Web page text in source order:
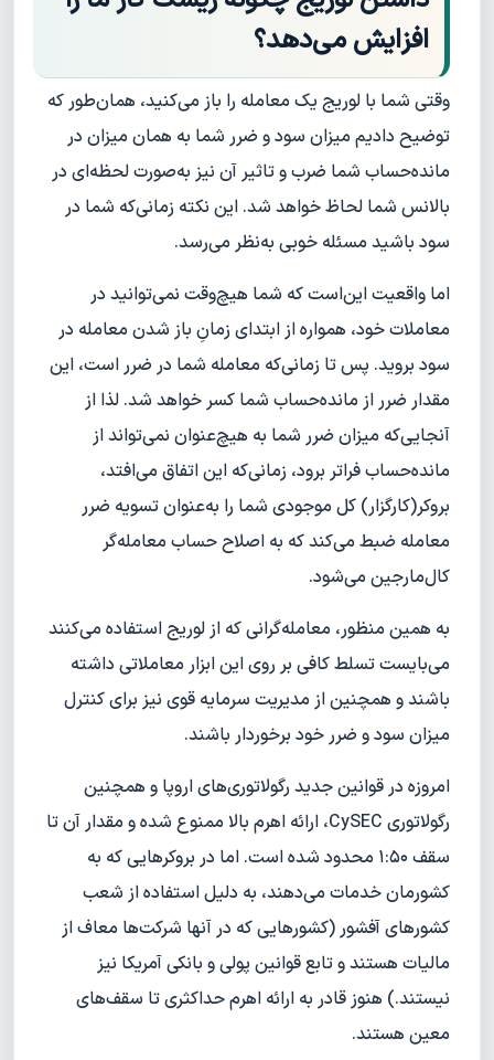
افزایش می‌دهد؟
وقتی شما با لوریج یک معامله را باز می‌کنید، همان‌طور که
توضیح دادیم میزان سود و ضرر شما به همان میزان در
مانده‌حساب شما ضرب و تاثیر آن نیز به‌صورت لحظه‌ای در
بالانس شما لحاظ خواهد شد. این نکته زمانی‌که شما در
سود باشید مسئله خوبی به‌نظر می‌رسد.
اما واقعیت این‌است که شما هیچ‌وقت نمی‌توانید در
معاملات خود، همواره از ابتدای زمانِ باز شدن معامله در
سود بروید. پس تا زمانی‌که معامله شما در ضرر است، این
مقدار ضرر از مانده‌حساب شما کسر خواهد شد. لذا از
آنجایی‌که میزان ضرر شما به هیچ‌عنوان نمی‌تواند از
مانده‌حساب فراتر برود، زمانی‌که این اتفاق می‌افتد،
بروکر(کارگزار) کل موجودی شما را به‌عنوان تسویه ضرر
معامله ضبط می‌کند که به اصلاح حساب معامله‌گر
کال‌مارجین می‌شود.
به همین منظور، معامله‌گرانی که از لوریج استفاده می‌کنند
می‌بایست تسلط کافی بر روی این ابزار معاملاتی داشته
باشند و همچنین از مدیریت سرمایه قوی نیز برای کنترل
میزان سود و ضرر خود برخوردار باشند.
امروزه در قوانین جدید رگولاتوری‌های اروپا و همچنین
رگولاتوری CySEC، ارائه اهرم بالا ممنوع شده و مقدار آن تا
سقف ۱:۵۰ محدود شده است. اما در بروکرهایی که به
کشورمان خدمات می‌دهند، به دلیل استفاده از شعب
کشورهای آفشور (کشورهایی که در آنها شرکت‌ها معاف از
مالیات هستند و تابع قوانین پولی و بانکی آمریکا نیز
نیستند.) هنوز قادر به ارائه اهرم حداکثری تا سقف‌های
معین هستند.